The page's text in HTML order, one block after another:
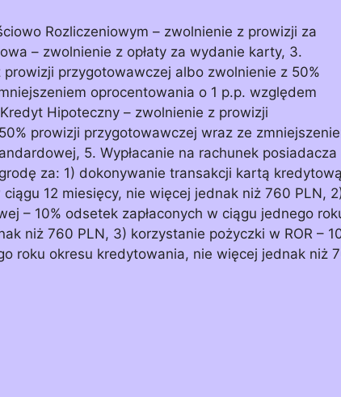
Rozliczeniowym – zwolnienie z prowizji za
– zwolnienie z opłaty za wydanie karty, 3.
przygotowawczej albo zwolnienie z 50%
oprocentowania o 1 p.p. względem
Hipoteczny – zwolnienie z prowizji
prowizji przygotowawczej wraz ze
5. Wypłacanie na rachunek posiadacza
za: 1) dokonywanie transakcji kartą
12 miesięcy, nie więcej jednak niż 760 PLN,
– 10% odsetek zapłaconych w ciągu jednego
niż 760 PLN, 3) korzystanie pożyczki w ROR –
roku okresu kredytowania, nie więcej jednak niż